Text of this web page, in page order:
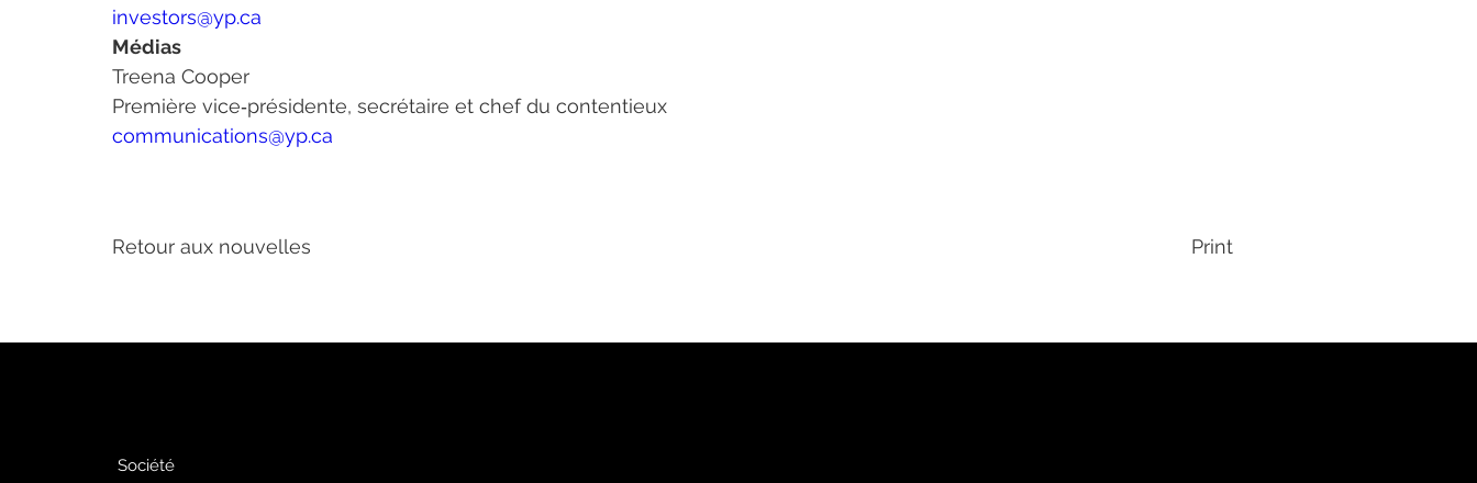
investors@yp.ca
Médias
Treena Cooper
Première vice‑présidente, secrétaire et chef du contentieux
communications@yp.ca
Retour aux nouvelles Print
Société